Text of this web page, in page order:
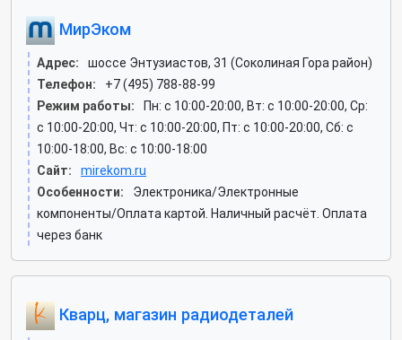
МирЭком
Адрес:
шоссе Энтузиастов, 31 (Соколиная Гора район)
Телефон:
+7 (495) 788-88-99
Режим работы:
Пн: c 10:00-20:00, Вт: c 10:00-20:00, Ср:
c 10:00-20:00, Чт: c 10:00-20:00, Пт: c 10:00-20:00, Сб: c
10:00-18:00, Вс: c 10:00-18:00
Сайт:
mirekom.ru
Особенности:
Электроника/Электронные
компоненты/Оплата картой. Наличный расчёт. Оплата
через банк
Кварц, магазин радиодеталей